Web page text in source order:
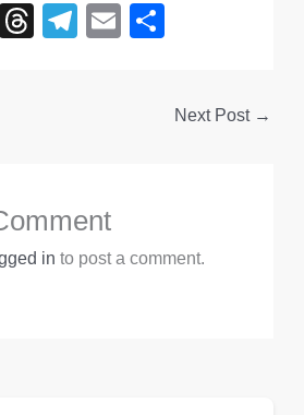
X
T
T
E
e
Next Post →
in to post a comment.